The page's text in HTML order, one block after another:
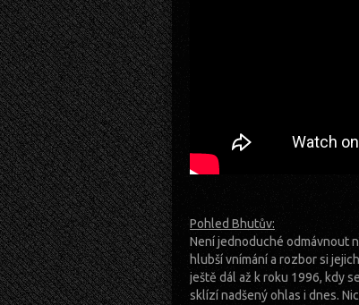
Pohled Bhutův:
Není jednoduché odmávnout
hlubší vnímání a rozbor si
ještě dál až k roku 1996, kdy
sklízí nadšený ohlas i dnes.